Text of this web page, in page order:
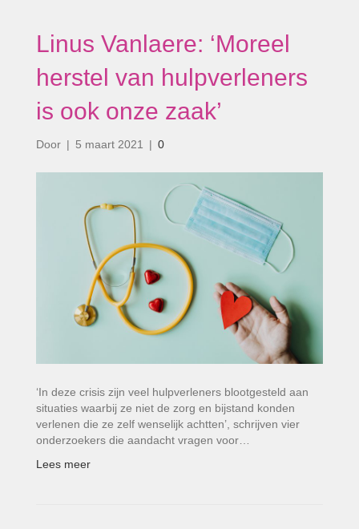
Linus Vanlaere: ‘Moreel
herstel van hulpverleners
is ook onze zaak’
Door | 5 maart 2021 | 0
‘In deze crisis zijn veel hulpverleners blootgesteld aan
situaties waarbij ze niet de zorg en bijstand konden
verlenen die ze zelf wenselijk achtten’, schrijven vier
onderzoekers die aandacht vragen voor…
Lees meer